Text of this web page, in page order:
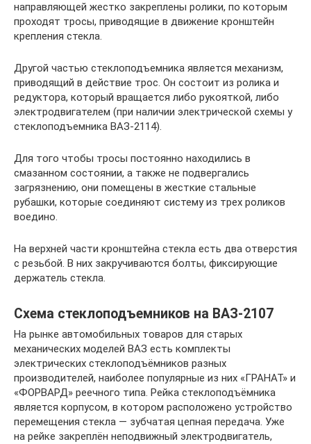
направляющей жестко закреплены ролики, по которым
проходят тросы, приводящие в движение кронштейн
крепления стекла.
Другой частью стеклоподъемника является механизм,
приводящий в действие трос. Он состоит из ролика и
редуктора, который вращается либо рукояткой, либо
электродвигателем (при наличии электрической схемы у
стеклоподъемника ВАЗ-2114).
Для того чтобы тросы постоянно находились в
смазанном состоянии, а также не подвергались
загрязнению, они помещены в жесткие стальные
рубашки, которые соединяют систему из трех роликов
воедино.
На верхней части кронштейна стекла есть два отверстия
с резьбой. В них закручиваются болты, фиксирующие
держатель стекла.
Схема стеклоподъемников на ВАЗ-2107
На рынке автомобильных товаров для старых
механических моделей ВАЗ есть комплекты
электрических стеклоподъёмников разных
производителей, наиболее популярные из них «ГРАНАТ» и
«ФОРВАРД» реечного типа. Рейка стеклоподъёмника
является корпусом, в котором расположено устройство
перемещения стекла — зубчатая цепная передача. Уже
на рейке закреплён неподвижный электродвигатель,